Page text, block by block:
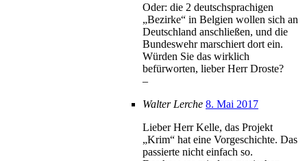
Oder: die 2 deutschsprachigen
„Bezirke“ in Belgien wollen sich an
Deutschland anschließen, und die
Bundeswehr marschiert dort ein.
Würden Sie das wirklich
befürworten, lieber Herr Droste?
–
Walter Lerche 8. Mai 2017
Lieber Herr Kelle, das Projekt
„Krim“ hat eine Vorgeschichte. Das
passierte nicht einfach so.